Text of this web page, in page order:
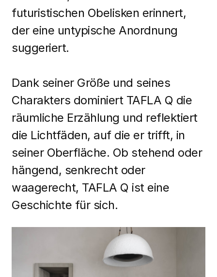
futuristischen Obelisken erinnert,
der eine untypische Anordnung
suggeriert.
Dank seiner Größe und seines
Charakters dominiert TAFLA Q die
räumliche Erzählung und reflektiert
die Lichtfäden, auf die er trifft, in
seiner Oberfläche. Ob stehend oder
hängend, senkrecht oder
waagerecht, TAFLA Q ist eine
Geschichte für sich.